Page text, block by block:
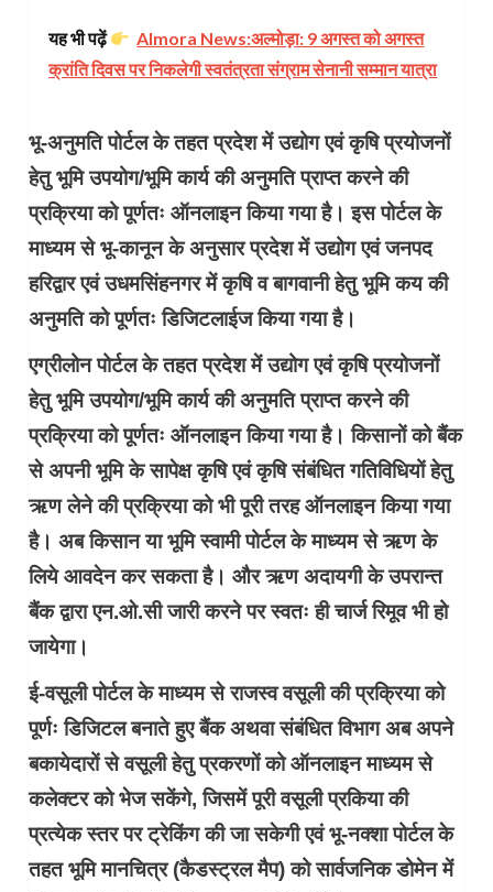
यह भी पढ़ें
​Almora News:अल्मोड़ा: 9 अगस्त को अगस्त
क्रांति दिवस पर निकलेगी स्वतंत्रता संग्राम सेनानी सम्मान यात्रा
भू-अनुमति पोर्टल के तहत प्रदेश में उद्योग एवं कृषि प्रयोजनों
हेतु भूमि उपयोग/भूमि कार्य की अनुमति प्राप्त करने की
प्रक्रिया को पूर्णतः ऑनलाइन किया गया है। इस पोर्टल के
माध्यम से भू-कानून के अनुसार प्रदेश में उद्योग एवं जनपद
हरिद्वार एवं उधमसिंहनगर में कृषि व बागवानी हेतु भूमि कय की
अनुमति को पूर्णतः डिजिटलाईज किया गया है।
एग्रीलोन पोर्टल के तहत प्रदेश में उद्योग एवं कृषि प्रयोजनों
हेतु भूमि उपयोग/भूमि कार्य की अनुमति प्राप्त करने की
प्रक्रिया को पूर्णतः ऑनलाइन किया गया है। किसानों को बैंक
से अपनी भूमि के सापेक्ष कृषि एवं कृषि संबंधित गतिविधियों हेतु
ऋण लेने की प्रक्रिया को भी पूरी तरह ऑनलाइन किया गया
है। अब किसान या भूमि स्वामी पोर्टल के माध्यम से ऋण के
लिये आवदेन कर सकता है। और ऋण अदायगी के उपरान्त
बैंक द्वारा एन.ओ.सी जारी करने पर स्वतः ही चार्ज रिमूव भी हो
जायेगा।
ई-वसूली पोर्टल के माध्यम से राजस्व वसूली की प्रक्रिया को
पूर्णः डिजिटल बनाते हुए बैंक अथवा संबंधित विभाग अब अपने
बकायेदारों से वसूली हेतु प्रकरणों को ऑनलाइन माध्यम से
कलेक्टर को भेज सकेंगे, जिसमें पूरी वसूली प्रकिया की
प्रत्येक स्तर पर ट्रेकिंग की जा सकेगी एवं भू-नक्शा पोर्टल के
तहत भूमि मानचित्र (कैडस्ट्रल मैप) को सार्वजनिक डोमेन में